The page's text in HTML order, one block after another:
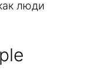
люди